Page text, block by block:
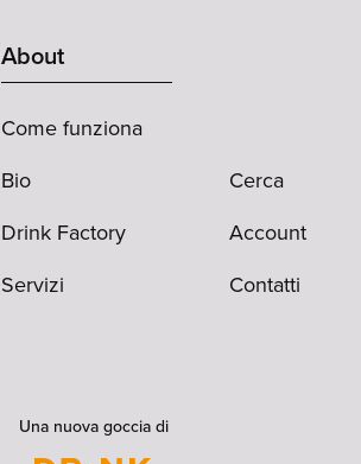
About
Come funziona
Bio
Drink Factory
Servizi
Cerca
Account
Contatti
Una nuova goccia di